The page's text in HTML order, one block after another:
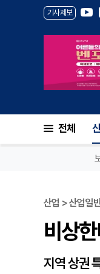
기사제보
전체
산업 > 산업일
비상
지역 상권